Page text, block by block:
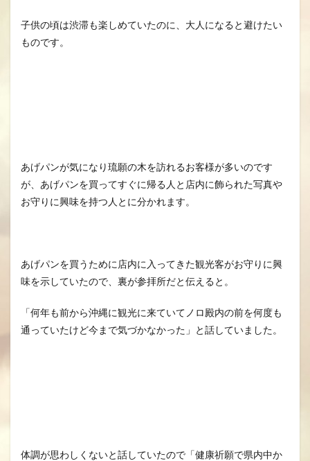
子供の頃は渋滞も楽しめていたのに、大人になると避けたい
ものです。
あげパンが気になり琉願の木を訪れるお客様が多いのです
が、あげパンを買ってすぐに帰る人と店内に飾られた写真や
お守りに興味を持つ人とに分かれます。
あげパンを買うために店内に入ってきた観光客がお守りに興
味を示していたので、裏が参拝所だと伝えると。
「何年も前から沖縄に観光に来ていてノロ殿内の前を何度も
通っていたけど今まで気づかなかった」と話していました。
体調が思わしくないと話していたので「健康祈願で県内中か